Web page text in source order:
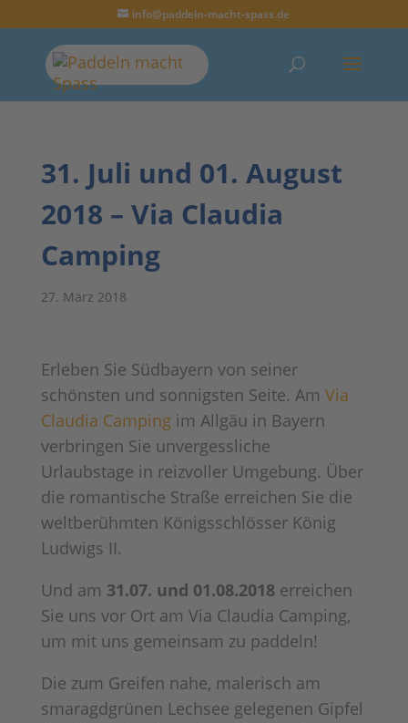
info@paddeln-macht-spass.de
31. Juli und 01. August
2018 – Via Claudia
Camping
27. März 2018
Erleben Sie Südbayern von seiner
schönsten und sonnigsten Seite. Am Via
Claudia Campingim Allgäu in Bayern
verbringen Sie unvergessliche
Urlaubstage in reizvoller Umgebung. Über
die romantische Straße erreichen Sie die
weltberühmten Königsschlösser König
Ludwigs II.
Und am 31.07. und 01.08.2018erreichen
Sie uns vor Ort am Via Claudia Camping,
um mit uns gemeinsam zu paddeln!
Die zum Greifen nahe, malerisch am
smaragdgrünen Lechsee gelegenen Gipfel